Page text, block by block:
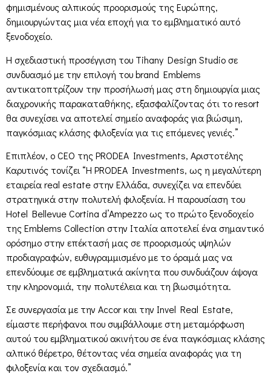
φημισμένους αλπικούς προορισμούς της Ευρώπης,
δημιουργώντας μια νέα εποχή για το εμβληματικό αυτό
ξενοδοχείο.
Η σχεδιαστική προσέγγιση του Tihany Design Studio σε
συνδυασμό με την επιλογή του brand Emblems
αντικατοπτρίζουν την προσήλωσή μας στη δημιουργία μιας
διαχρονικής παρακαταθήκης, εξασφαλίζοντας ότι το resort
θα συνεχίσει να αποτελεί σημείο αναφοράς για βιώσιμη,
παγκόσμιας κλάσης φιλοξενία για τις επόμενες γενιές.”
Επιπλέον, ο CEO της PRODEA Investments, Αριστοτέλης
Καρυτινός τονίζει “Η PRODEA Investments, ως η μεγαλύτερη
εταιρεία real estate στην Ελλάδα, συνεχίζει να επενδύει
στρατηγικά στην πολυτελή φιλοξενία. Η παρουσίαση του
Hotel Bellevue Cortina d’Ampezzo ως το πρώτο ξενοδοχείο
της Emblems Collection στην Ιταλία αποτελεί ένα σημαντικό
ορόσημο στην επέκτασή μας σε προορισμούς υψηλών
προδιαγραφών, ευθυγραμμισμένο με το όραμά μας να
επενδύουμε σε εμβληματικά ακίνητα που συνδυάζουν άψογα
την κληρονομιά, την πολυτέλεια και τη βιωσιμότητα.
Σε συνεργασία με την Accor και την Invel Real Estate,
είμαστε περήφανοι που συμβάλλουμε στη μεταμόρφωση
αυτού του εμβληματικού ακινήτου σε ένα παγκόσμιας κλάσης
αλπικό θέρετρο, θέτοντας νέα σημεία αναφοράς για τη
φιλοξενία και τον σχεδιασμό.”